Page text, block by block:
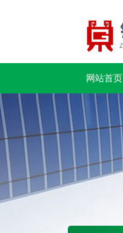
网站首页